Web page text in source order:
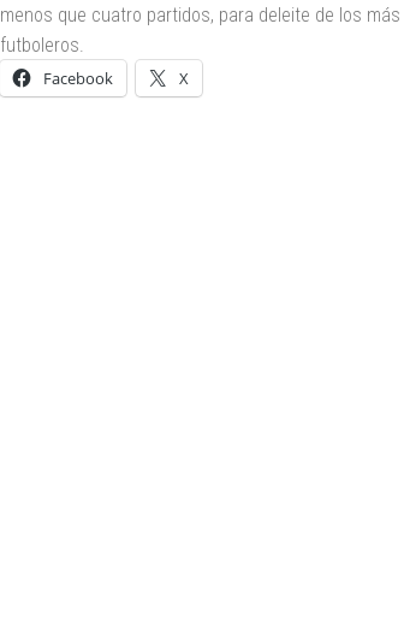
menos que cuatro partidos, para deleite de los más
futboleros.
Facebook X